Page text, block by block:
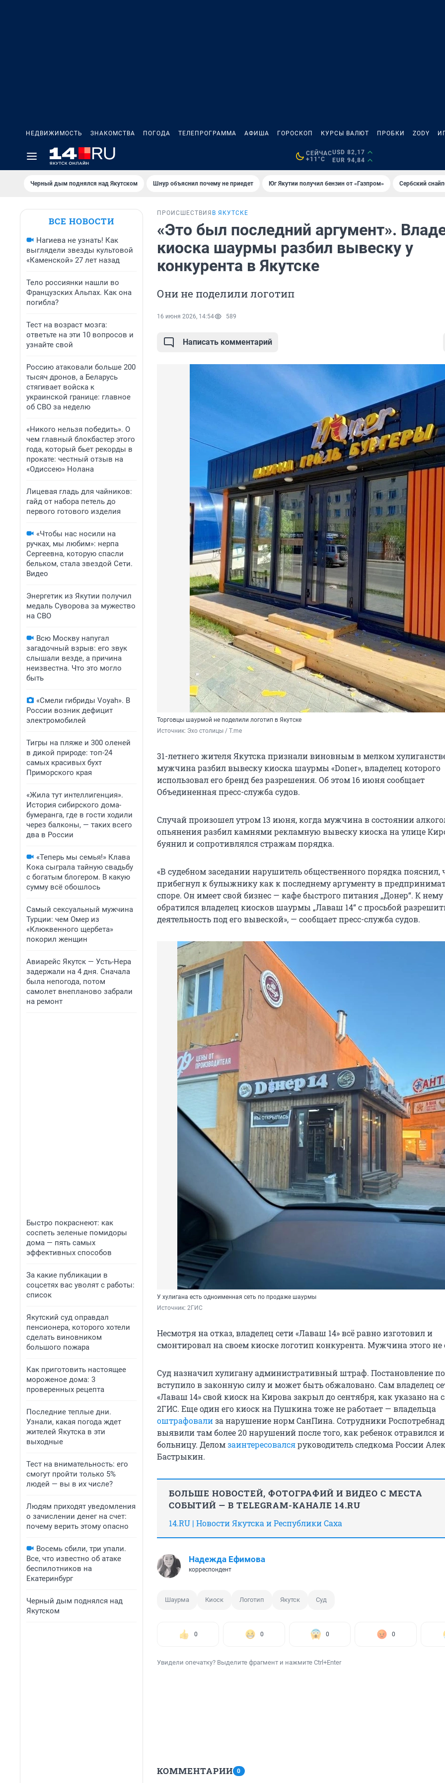
НЕДВИЖИМОСТЬ ЗНАКОМСТВА ПОГОДА ТЕЛЕПРОГРАММА АФИША ГОРОСКОП КУРСЫ ВАЛЮТ ПРОБКИ ZODY
СЕЙЧАС
+11°C
USD 82,17
EUR 94,84
Черный дым поднялся над Якутском Шнур объяснил почему не приедет Юг Якутии получил бензин от «Газпром» Сербский
ВСЕ НОВОСТИ
Нагиева не узнать! Как
выглядели звезды культовой
«Каменской» 27 лет назад
Тело россиянки нашли во
Французских Альпах. Как она
погибла?
Тест на возраст мозга:
ответьте на эти 10 вопросов и
узнайте свой
Россию атаковали больше 200
тысяч дронов, а Беларусь
стягивает войска к
украинской границе: главное
об СВО за неделю
«Никого нельзя победить». О
чем главный блокбастер этого
года, который бьет рекорды в
прокате: честный отзыв на
«Одиссею» Нолана
Лицевая гладь для чайников:
гайд от набора петель до
первого готового изделия
«Чтобы нас носили на
ручках, мы любим»: нерпа
Сергеевна, которую спасли
бельком, стала звездой Сети.
Видео
Энергетик из Якутии получил
медаль Суворова за мужество
на СВО
Всю Москву напугал
загадочный взрыв: его звук
слышали везде, а причина
неизвестна. Что это могло
быть
«Смели гибриды Voyah». В
России возник дефицит
электромобилей
Тигры на пляже и 300 оленей
в дикой природе: топ-24
самых красивых бухт
Приморского края
«Жила тут интеллигенция».
История сибирского дома-
бумеранга, где в гости ходили
через балконы, — таких всего
два в России
«Теперь мы семья!» Клава
Кока сыграла тайную свадьбу
с богатым блогером. В какую
сумму всё обошлось
Самый сексуальный мужчина
Турции: чем Омер из
«Клюквенного щербета»
покорил женщин
Авиарейс Якутск — Усть-Нера
задержали на 4 дня. Сначала
была непогода, потом
самолет внепланово забрали
на ремонт
Быстро покраснеют: как
соспеть зеленые помидоры
дома — пять самых
эффективных способов
За какие публикации в
соцсетях вас уволят с работы:
список
Якутский суд оправдал
пенсионера, которого хотели
сделать виновником
большого пожара
Как приготовить настоящее
мороженое дома: 3
проверенных рецепта
Последние теплые дни.
Узнали, какая погода ждет
жителей Якутска в эти
выходные
Тест на внимательность: его
смогут пройти только 5%
людей — вы в их числе?
Людям приходят уведомления
о зачислении денег на счет:
почему верить этому опасно
Восемь сбили, три упали.
Все, что известно об атаке
беспилотников на
Екатеринбург
Черный дым поднялся над
Якутском
ПРОИСШЕСТВИЯ В ЯКУТСКЕ
«Это был последний аргумент».
киоска шаурмы разбил вывеску у
конкурента в Якутске
Они не поделили логотип
16 июня 2026, 14:54 589
Написать комментарий
Торговцы шаурмой не поделили логотип в Якутске
Источник: Эхо столицы / T.me
31-летнего жителя Якутска признали виновным в мелком
мужчина разбил вывеску киоска шаурмы «Doner», владелец которого
использовал его бренд без разрешения. Об этом 16 июня сообщает
Объединенная пресс-служба судов.
Случай произошел утром 13 июня, когда мужчина в состоянии
опьянения разбил камнями рекламную вывеску киоска на улице
буянил и сопротивлялся стражам порядка.
«В судебном заседании нарушитель общественного порядка пояснил,
прибегнул к булыжнику как к последнему аргументу в
споре. Он имеет свой бизнес — кафе быстрого питания „Донер“. К нему
обратился владелец киосков шаурмы „Лаваш 14“ с просьбой
деятельность под его вывеской», — сообщает пресс-служба судов.
У хулигана есть одноименная сеть по продаже шаурмы
Источник: 2ГИС
Несмотря на отказ, владелец сети «Лаваш 14» всё равно изготовил и
смонтировал на своем киоске логотип конкурента. Мужчина этого не
Суд назначил хулигану административный штраф. Постановление
вступило в законную силу и может быть обжаловано. Сам владелец
«Лаваш 14» свой киоск на Кирова закрыл до сентября, как указано на
2ГИС. Еще один его киоск на Пушкина тоже не работает — владельца
оштрафовализа нарушение норм СанПина. Сотрудники
выявили там более 20 нарушений после того, как ребенок отравился
больницу. Деломзаинтересовалсяруководитель следкома России
Бастрыкин.
БОЛЬШЕ НОВОСТЕЙ, ФОТОГРАФИЙ И ВИДЕО С МЕСТА
СОБЫТИЙ — В TELEGRAM-КАНАЛЕ 14.RU
14.RU | Новости Якутска и Республики Саха
Надежда Ефимова
корреспондент
Шаурма Киоск Логотип Якутск Суд
0 0 0 0
Увидели опечатку? Выделите фрагмент и нажмите Ctrl+Enter
КОММЕНТАРИИ 0